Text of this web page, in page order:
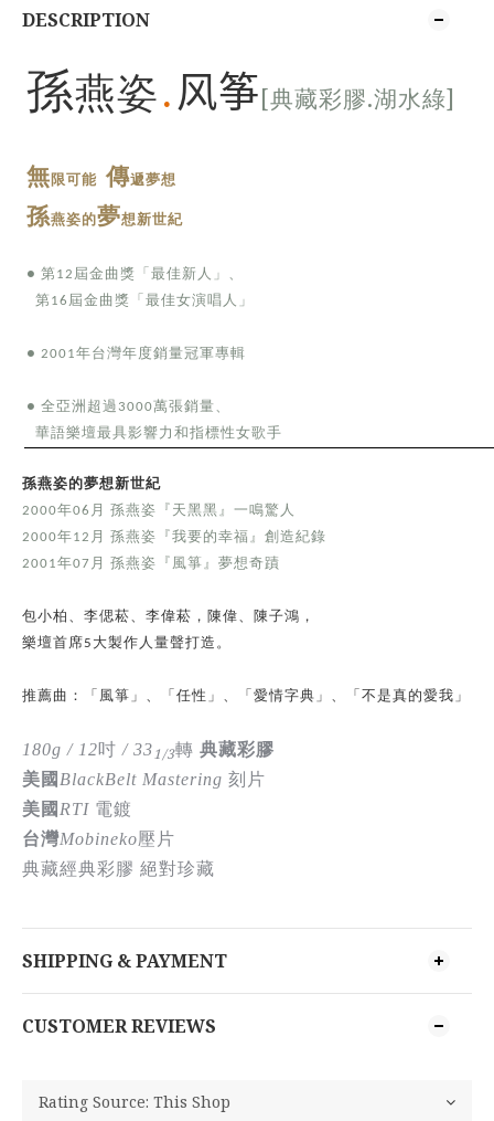
DESCRIPTION
孫燕姿 ● 风筝[典藏彩膠.湖水綠]
無限可能 傳遞夢想
孫燕姿的夢想新世紀
● 第 12 屆金曲獎「最佳新人」、
第 16 屆金曲獎「最佳女演唱人」
● 2001年台灣年度銷量冠軍專輯
● 全亞洲超過 3000萬張銷量、
華語樂壇最具影響力和指標性女歌手
孫燕姿的夢想新世紀
2000年06 月 孫燕姿『天黑黑』一鳴驚人
2000年12 月 孫燕姿『我要的幸福』創造紀錄
2001年07 月 孫燕姿『風箏』夢想奇蹟
包小柏、李偲菘、李偉菘，陳偉、陳子鴻，
樂壇首席5 大製作人量聲打造。
推薦曲：「風箏」、「任性」、「愛情字典」、「不是真的愛我」
180g / 12吋 / 331/3轉 典藏彩膠
美國 BlackBelt Mastering 刻片
美國 RTI 電鍍
台灣Mobineko壓片
典藏經典彩膠 絕對珍藏
SHIPPING & PAYMENT
CUSTOMER REVIEWS